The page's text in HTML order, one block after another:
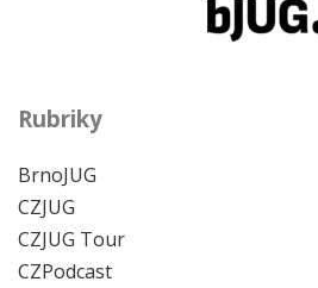
Rubriky
BrnoJUG
CZJUG
CZJUG Tour
CZPodcast